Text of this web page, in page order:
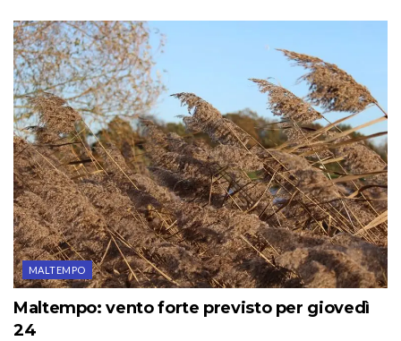
MALTEMPO
Maltempo: vento forte previsto per giovedì
24